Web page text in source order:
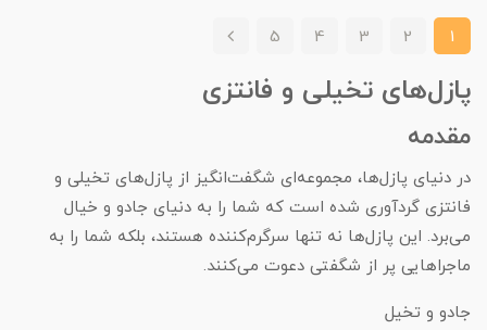
1
2
3
4
5
پازل‌های تخیلی و فانتزی
مقدمه
در دنیای پازل‌ها، مجموعه‌ای شگفت‌انگیز از پازل‌های تخیلی و
فانتزی گردآوری شده است که شما را به دنیای جادو و خیال
می‌برد. این پازل‌ها نه تنها سرگرم‌کننده هستند، بلکه شما را به
ماجراهایی پر از شگفتی دعوت می‌کنند.
جادو و تخیل